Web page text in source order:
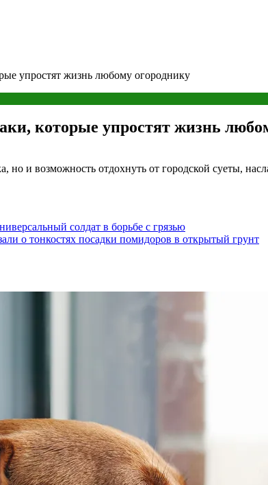
упростят жизнь любому огороднику
которые упростят жизнь
но и возможность отдохнуть от городской суеты,
солдат в борьбе с грязью
о тонкостях посадки помидоров в открытый грунт